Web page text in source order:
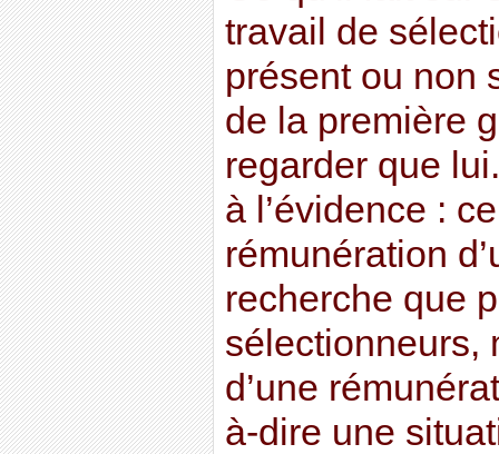
travail de
présent ou non
de la première
regarder que
à l’évidence :
rémunération
recherche que
sélectionneurs,
d’une
à-dire une